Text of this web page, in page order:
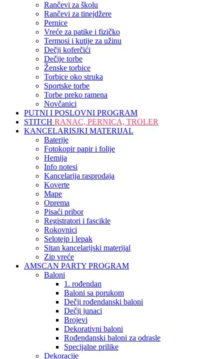
Rančevi za školu
Rančevi za tinejdžere
Pernice
Vreće za patike i fizičko
Termosi i kutije za užinu
Dečji koferčići
Dečije torbe
Ženske torbice
Torbice oko struka
Sportske torbe
Torbe preko ramena
Novčanici
PUTNI I POSLOVNI PROGRAM
STITCH RANAC, PERNICA, TROLER
KANCELARISJKI MATERIJAL
Baterije
Fotokopir papir i folije
Hemija
Info notesi
Kancelarija rasprodaja
Koverte
Mape
Oprema
Pisaći pribor
Registratori i fascikle
Rokovnici
Selotejp i lepak
Sitan kancelarijski materijal
Zip vreće
AMSCAN PARTY PROGRAM
Baloni
1. rođendan
Baloni sa porukom
Dečji rođendanski baloni
Dečji junaci
Brojevi
Dekorativni baloni
Rođendanski baloni za odrasle
Specijalne prilike
Dekoracije